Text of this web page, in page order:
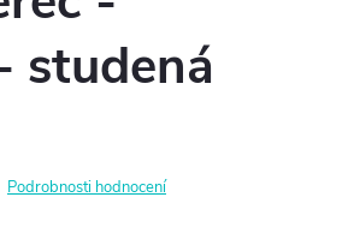
studená
Podrobnosti hodnocení